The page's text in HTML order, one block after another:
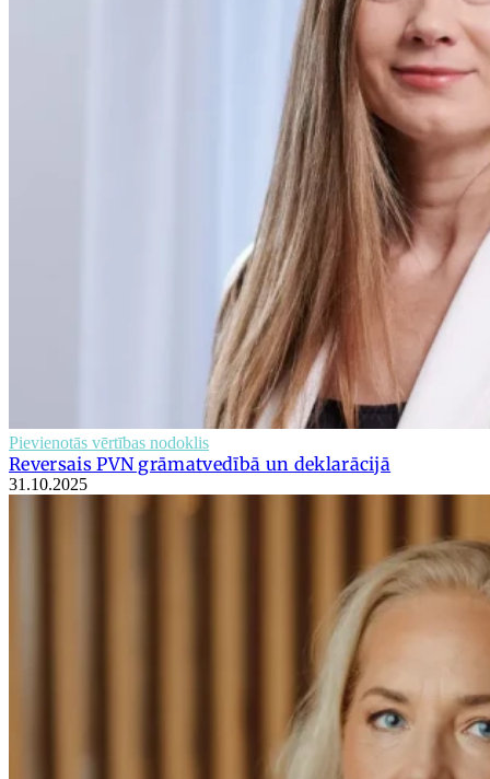
Pievienotās vērtības nodoklis
Reversais PVN grāmatvedībā un deklarācijā
31.10.2025